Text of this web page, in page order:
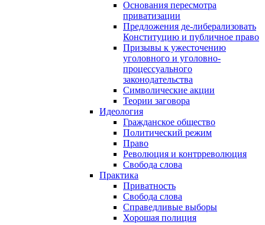
Основания пересмотра
приватизации
Предложения де-либерализовать
Конституцию и публичное право
Призывы к ужесточению
уголовного и уголовно-
процессуального
законодательства
Символические акции
Теории заговора
Идеология
Гражданское общество
Политический режим
Право
Революция и контрреволюция
Свобода слова
Практика
Приватность
Свобода слова
Справедливые выборы
Хорошая полиция